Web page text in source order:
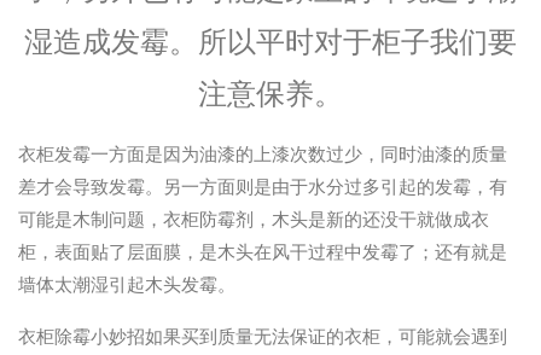
湿造成发霉。所以平时对于柜子我们要
注意保养。
衣柜发霉一方面是因为油漆的上漆次数过少，同时油漆的质量
差才会导致发霉。另一方面则是由于水分过多引起的发霉，有
可能是木制问题，衣柜防霉剂，木头是新的还没干就做成衣
柜，表面贴了层面膜，是木头在风干过程中发霉了；还有就是
墙体太潮湿引起木头发霉。
衣柜除霉小妙招如果买到质量无法保证的衣柜，可能就会遇到